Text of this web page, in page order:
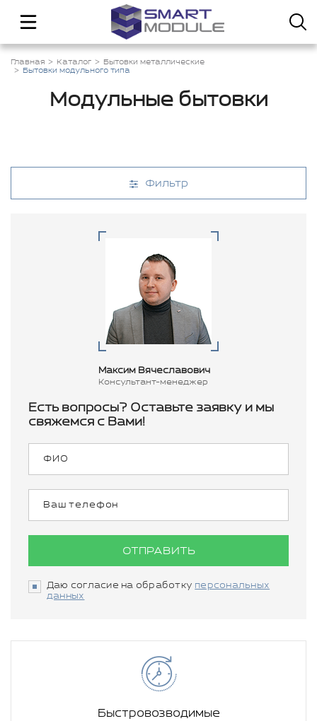
Главная Каталог
Бытовки металлические
Бытовки модульного типа
Модульные бытовки
Фильтр
Максим Вячеславович
Консультант-менеджер
Есть вопросы? Оставьте заявку и мы
свяжемся с Вами!
ОТПРАВИТЬ
Даю согласие на обработку персональных
данных
Быстровозводимые